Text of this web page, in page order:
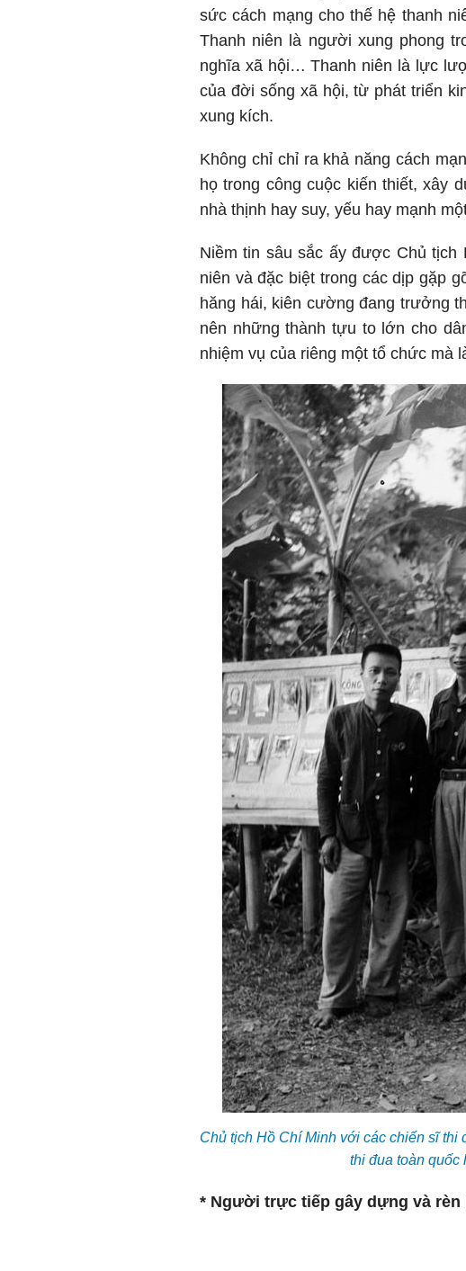
sức cách mạng cho thế hệ thanh
Thanh niên là người xung phong
nghĩa xã hội… Thanh niên là lực
của đời sống xã hội, từ phát triển
xung kích.
Không chỉ chỉ ra khả năng cách
họ trong công cuộc kiến thiết, xây
nhà thịnh hay suy, yếu hay mạnh
Niềm tin sâu sắc ấy được Chủ
niên và đặc biệt trong các dịp gặp
hăng hái, kiên cường đang trưởng
nên những thành tựu to lớn cho
nhiệm vụ của riêng một tổ chức mà
Chủ tịch Hồ Chí Minh với các chiến sĩ
thi đua toàn quốc
* Người trực tiếp gây dựng và rèn